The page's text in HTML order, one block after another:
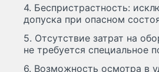
4. Беспристрастность:
допуска при опасном
5. Отсутствие затрат на
не требуется
6. Возможность осмотра в